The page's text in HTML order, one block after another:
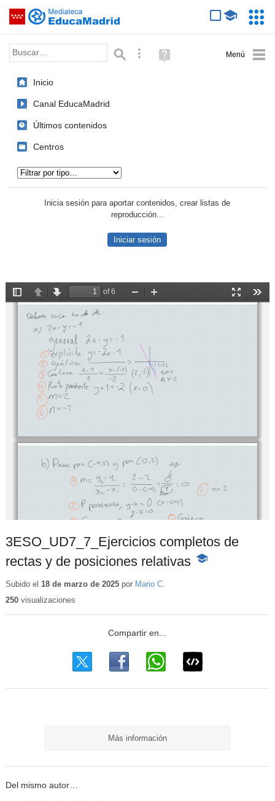
Saltar navegación
Palabra o frase: Búsqueda avanzada
Ayuda
(en
Inicio
Canal EducaMadrid
Últimos contenidos
Centros
Inicia sesión para aportar contenidos, crear listas de
reproducción...
Iniciar sesión
3ESO_UD7_7_Ejercicios completos de
rectas y de posiciones relativas -
Subido el 18 de marzo de 2025por Mario C.
250visualizaciones
Más información
Del mismo autor…